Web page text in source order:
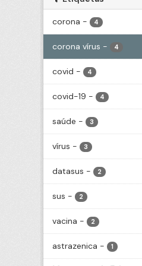
corona - 4
corona vírus - 4
covid - 4
covid-19 - 4
saúde - 3
vírus - 3
datasus - 2
sus - 2
vacina - 2
astrazenica - 1